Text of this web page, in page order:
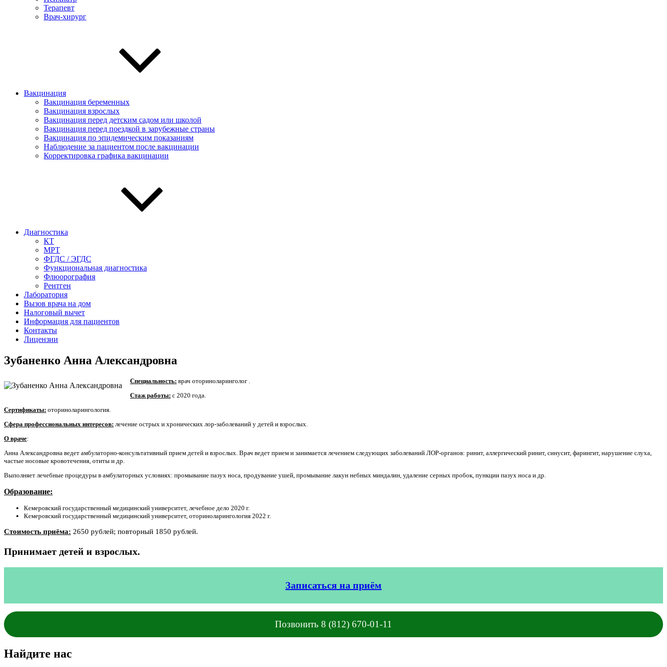
Терапевт
Врач-хирург
Вакцинация
Вакцинация беременных
Вакцинация взрослых
Вакцинация перед детским садом или школой
Вакцинация перед поездкой в зарубежные страны
Вакцинация по эпидемическим показаниям
Наблюдение за пациентом после вакцинации
Корректировка графика вакцинации
Диагностика
КТ
МРТ
ФГДС / ЭГДС
Функциональная диагностика
Флюорография
Рентген
Лаборатория
Вызов врача на дом
Налоговый вычет
Информация для пациентов
Контакты
Лицензии
Зубаненко Анна Александровна
Специальность: врач оториноларинголог .
Стаж работы: с 2020 года.
Сертификаты: оториноларингология.
Сфера профессиональных интересов: лечение острых и хронических лор-заболеваний у детей и взрослых.
О враче:
Анна Александровна ведет амбулаторно-консультативный прием детей и взрослых. Врач ведет прием и занимается лечением следующих заболеваний ЛОР-органов: ринит, аллергический ринит, синусит, фарингит, нарушение слуха,
частые носовые кровотечения, отиты и др.
Выполняет лечебные процедуры в амбулаторных условиях: промывание пазух носа, продувание ушей, промывание лакун небных миндалин, удаление серных пробок, пункции пазух носа и др.
Образование:
Кемеровский государственный медицинский университет, лечебное дело 2020 г.
Кемеровский государственный медицинский университет, оториноларингология 2022 г.
Стоимость приёма: 2650 рублей; повторный 1850 рублей.
Принимает детей и взрослых.
Записаться на приём
Позвонить 8 (812) 670-01-11
Найдите нас